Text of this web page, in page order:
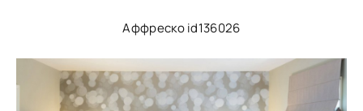
Аффреско id136026